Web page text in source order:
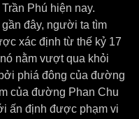
Phú hiện nay.
đây, người ta tìm
xác định từ thế kỷ 17
nằm vượt qua khỏi
phiá đông của đường
của đường Phan Chu
ấn định được phạm vi